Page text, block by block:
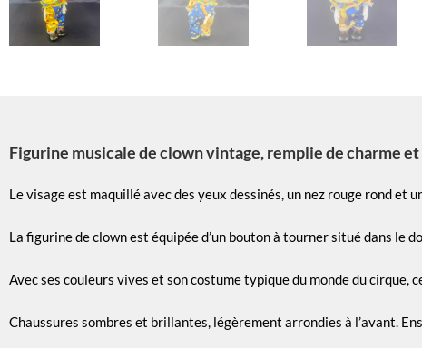
Figurine musicale de clown vintage, remplie de charme
Le visage est maquillé avec des yeux dessinés, un nez rouge rond et
La figurine de clown est équipée d’un bouton à tourner situé dans le
Avec ses couleurs vives et son costume typique du monde du
Chaussures sombres et brillantes, légèrement arrondies à l’avant.